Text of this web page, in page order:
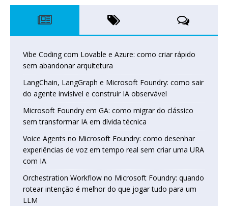
Vibe Coding com Lovable e Azure: como criar rápido
sem abandonar arquitetura
LangChain, LangGraph e Microsoft Foundry: como sair
do agente invisível e construir IA observável
Microsoft Foundry em GA: como migrar do clássico
sem transformar IA em dívida técnica
Voice Agents no Microsoft Foundry: como desenhar
experiências de voz em tempo real sem criar uma URA
com IA
Orchestration Workflow no Microsoft Foundry: quando
rotear intenção é melhor do que jogar tudo para um
LLM